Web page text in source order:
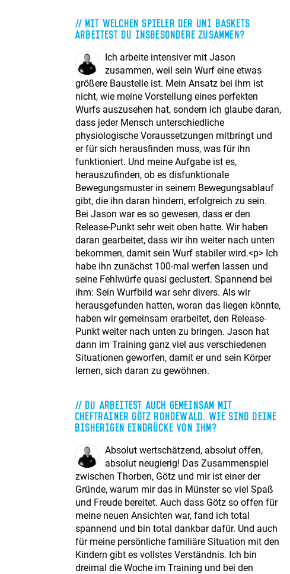
Mit welchen Spieler der Uni Baskets
arbeitest du insbesondere zusammen?
Ich arbeite intensiver mit Jason
zusammen, weil sein Wurf eine etwas
größere Baustelle ist. Mein Ansatz bei ihm ist
nicht, wie meine Vorstellung eines perfekten
Wurfs auszusehen hat, sondern ich glaube daran,
dass jeder Mensch unterschiedliche
physiologische Voraussetzungen mitbringt und
er für sich herausfinden muss, was für ihn
funktioniert. Und meine Aufgabe ist es,
herauszufinden, ob es disfunktionale
Bewegungsmuster in seinem Bewegungsablauf
gibt, die ihn daran hindern, erfolgreich zu sein.
Bei Jason war es so gewesen, dass er den
Release-Punkt sehr weit oben hatte. Wir haben
daran gearbeitet, dass wir ihn weiter nach unten
bekommen, damit sein Wurf stabiler wird.<p> Ich
habe ihn zunächst 100-mal werfen lassen und
seine Fehlwürfe quasi geclustert. Spannend bei
ihm: Sein Wurfbild war sehr divers. Als wir
herausgefunden hatten, woran das liegen könnte,
haben wir gemeinsam erarbeitet, den Release-
Punkt weiter nach unten zu bringen. Jason hat
dann im Training ganz viel aus verschiedenen
Situationen geworfen, damit er und sein Körper
lernen, sich daran zu gewöhnen.
Du arbeitest auch gemeinsam mit
Cheftrainer Götz Rohdewald. Wie sind deine
bisherigen Eindrücke von ihm?
Absolut wertschätzend, absolut offen,
absolut neugierig! Das Zusammenspiel
zwischen Thorben, Götz und mir ist einer der
Gründe, warum mir das in Münster so viel Spaß
und Freude bereitet. Auch dass Götz so offen für
meine neuen Ansichten war, fand ich total
spannend und bin total dankbar dafür. Und auch
für meine persönliche familiäre Situation mit den
Kindern gibt es vollstes Verständnis. Ich bin
dreimal die Woche im Training und bei den